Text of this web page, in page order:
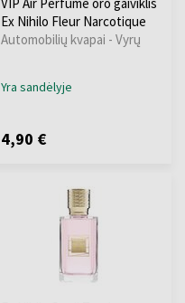
VIP Air Perfume oro gaiviklis
Ex Nihilo Fleur Narcotique
Automobilių kvapai - Vyrų
Yra sandėlyje
4,90 €